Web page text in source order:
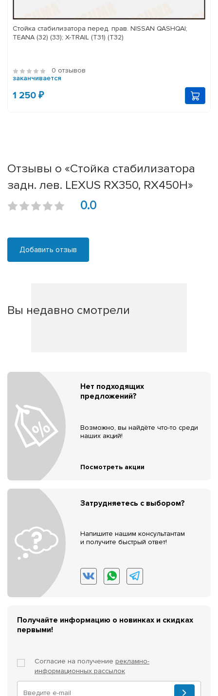
Стойка стабилизатора перед. прав. NISSAN QASHQAI;
TEANA (32) (33); X-TRAIL (T31) (T32)
0 отзывов
заканчивается
1 250 ₽
Отзывы о «Стойка стабилизатора
задн. лев. LEXUS RX350, RX450H»
0.0
Добавить отзыв
Вы недавно смотрели
Нет подходящих
предложений?
Возможно, вы найдёте что-то среди
наших акций!
Посмотреть акции
Затрудняетесь с выбором?
Напишите нашим консультантам
и получите быстрый ответ!
Получайте информацию о новинках и скидках
первыми!
Согласие на получение рекламно-
информационных рассылок